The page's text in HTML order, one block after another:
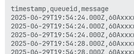
timestamp,queueid,message
2025-06-
2025-06-
2025-06-
2025-06-